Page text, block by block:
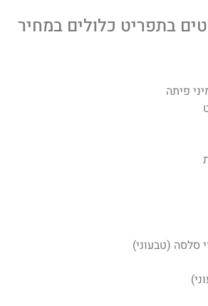
בתפריט כלולים במחיר​
פיתה
סלסה (טבעוני)